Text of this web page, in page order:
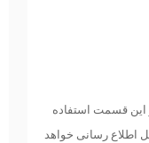
این قسمت استفاده
و ایمیل اطلاع رسانی خواهد